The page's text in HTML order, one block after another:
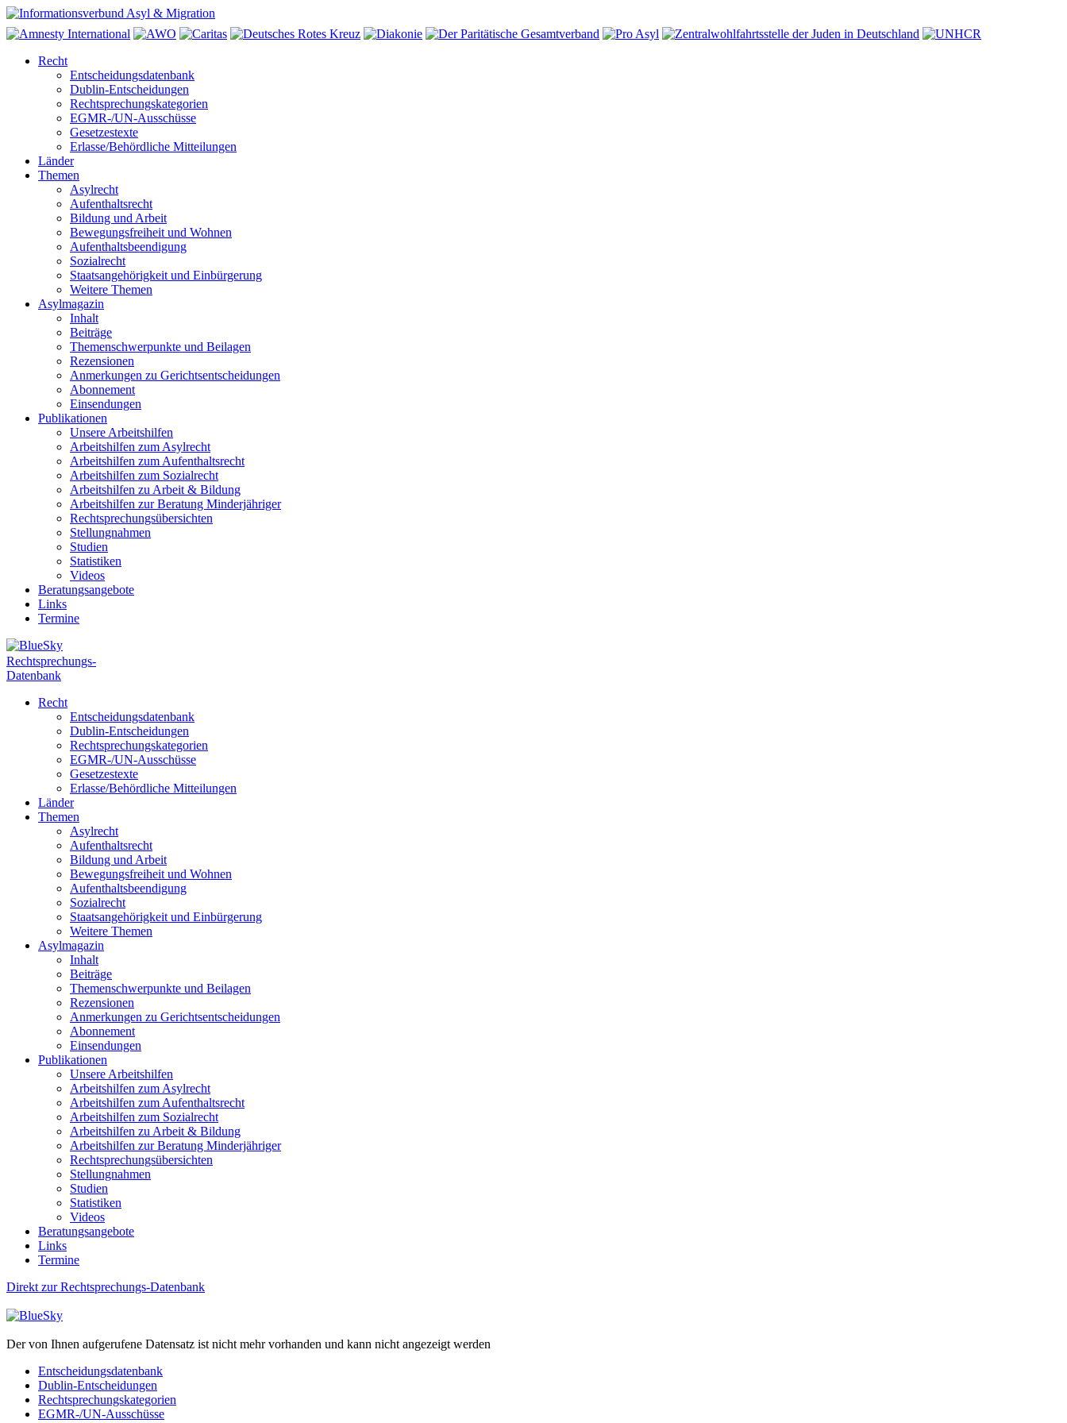
Recht
Entscheidungsdatenbank
Dublin-Entscheidungen
Rechtsprechungskategorien
EGMR-/UN-Ausschüsse
Gesetzestexte
Erlasse/Behördliche Mitteilungen
Länder
Themen
Asylrecht
Aufenthaltsrecht
Bildung und Arbeit
Bewegungsfreiheit und Wohnen
Aufenthaltsbeendigung
Sozialrecht
Staatsangehörigkeit und Einbürgerung
Weitere Themen
Asylmagazin
Inhalt
Beiträge
Themenschwerpunkte und Beilagen
Rezensionen
Anmerkungen zu Gerichtsentscheidungen
Abonnement
Einsendungen
Publikationen
Unsere Arbeitshilfen
Arbeitshilfen zum Asylrecht
Arbeitshilfen zum Aufenthaltsrecht
Arbeitshilfen zum Sozialrecht
Arbeitshilfen zu Arbeit & Bildung
Arbeitshilfen zur Beratung Minderjähriger
Rechtsprechungsübersichten
Stellungnahmen
Studien
Statistiken
Videos
Beratungsangebote
Links
Termine
Rechtsprechungs-
Datenbank
Recht
Entscheidungsdatenbank
Dublin-Entscheidungen
Rechtsprechungskategorien
EGMR-/UN-Ausschüsse
Gesetzestexte
Erlasse/Behördliche Mitteilungen
Länder
Themen
Asylrecht
Aufenthaltsrecht
Bildung und Arbeit
Bewegungsfreiheit und Wohnen
Aufenthaltsbeendigung
Sozialrecht
Staatsangehörigkeit und Einbürgerung
Weitere Themen
Asylmagazin
Inhalt
Beiträge
Themenschwerpunkte und Beilagen
Rezensionen
Anmerkungen zu Gerichtsentscheidungen
Abonnement
Einsendungen
Publikationen
Unsere Arbeitshilfen
Arbeitshilfen zum Asylrecht
Arbeitshilfen zum Aufenthaltsrecht
Arbeitshilfen zum Sozialrecht
Arbeitshilfen zu Arbeit & Bildung
Arbeitshilfen zur Beratung Minderjähriger
Rechtsprechungsübersichten
Stellungnahmen
Studien
Statistiken
Videos
Beratungsangebote
Links
Termine
Direkt zur Rechtsprechungs-Datenbank
Der von Ihnen aufgerufene Datensatz ist nicht mehr vorhanden und kann nicht angezeigt werden
Entscheidungsdatenbank
Dublin-Entscheidungen
Rechtsprechungskategorien
EGMR-/UN-Ausschüsse